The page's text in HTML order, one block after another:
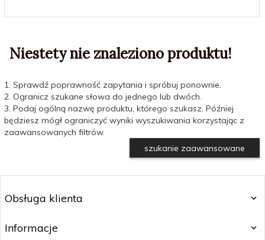
Niestety nie znaleziono produktu!
1. Sprawdź poprawność zapytania i spróbuj ponownie.
2. Ogranicz szukane słowa do jednego lub dwóch.
3. Podaj ogólną nazwę produktu, którego szukasz. Później
będziesz mógł ograniczyć wyniki wyszukiwania korzystając z
zaawansowanych filtrów.
szukanie zaawansowane
Obsługa klienta
Informacje